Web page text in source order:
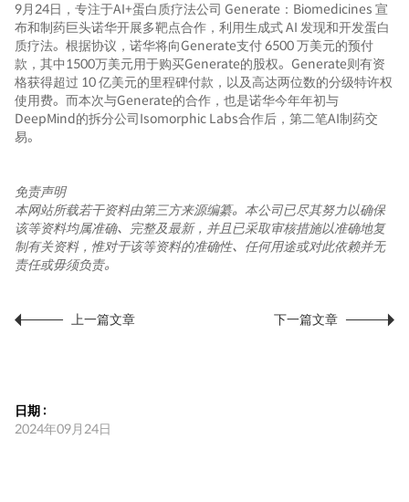
9月24日，专注于AI+蛋白质疗法公司 Generate：Biomedicines 宣
布和制药巨头诺华开展多靶点合作，利用生成式 AI 发现和开发蛋白
质疗法。根据协议，诺华将向Generate支付 6500 万美元的预付
款，其中1500万美元用于购买Generate的股权。Generate则有资
格获得超过 10 亿美元的里程碑付款，以及高达两位数的分级特许权
使用费。而本次与Generate的合作，也是诺华今年年初与
DeepMind的拆分公司Isomorphic Labs合作后，第二笔AI制药交
易。
免责声明
本网站所载若干资料由第三方来源编纂。本公司已尽其努力以确保
该等资料均属准确、完整及最新，并且已采取审核措施以准确地复
制有关资料，惟对于该等资料的准确性、任何用途或对此依赖并无
责任或毋须负责。
上一篇文章 下一篇文章
日期 :
2024年09月24日